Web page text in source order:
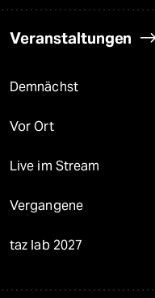
Veranstaltungen
Demnächst
Vor Ort
Live im Stream
Vergangene
taz lab 2027